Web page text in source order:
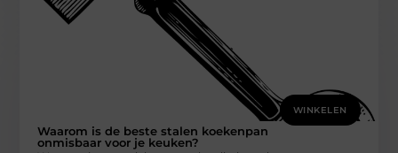
WINKELEN
Waarom is de beste stalen koekenpan
onmisbaar voor je keuken?